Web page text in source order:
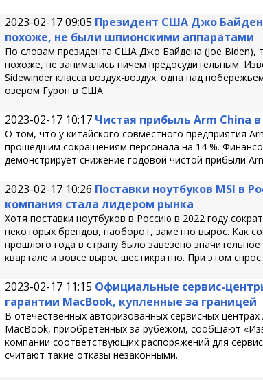
2023-02-17 09:05 Президент США Джо Байден
похоже, не были шпионскими аппаратами
По словам президента США Джо Байдена (Joe
похоже, не занимались ничем предосудительным.
Sidewinder класса воздух-воздух: одна над
озером Гурон в США.
2023-02-17 10:17 Чистая прибыль Arm China
О том, что у китайского совместного предприятия
прошедшим сокращениям персонала на 14 %.
демонстрирует снижение годовой чистой прибыли
2023-02-17 10:26 Поставки ноутбуков MSI в
компания стала лидером рынка
Хотя поставки ноутбуков в Россию в 2022 году
некоторых брендов, наоборот, заметно вырос. Как
прошлого года в страну было завезено
квартале и вовсе вырос шестикратно. При этом
2023-02-17 11:15 Официальные сервис-
гарантии MacBook, купленные за границей
В отечественных авторизованных сервисных
MacBook, приобретённых за рубежом, сообщают
компании соответствующих распоряжений для
считают такие отказы незаконными.